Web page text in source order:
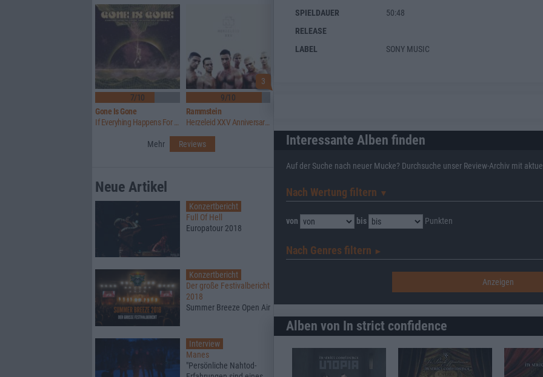
SPIELDAUER
50:48
RELEASE
LABEL
SONY MUSIC
Interessante Alben finden
Auf der Suche nach neuer Mucke? Durchsuche unser Review-Archiv mit
Nach Wertung filtern ▼︎
von bis Punkten
Nach Genres filtern ►︎
Alben von In strict confidence
7/10
Gone Is Gone
If Everyhing Happens For A Reason ... Then Nothing Really Matters
3
9/10
Rammstein
Herzeleid XXV Anniversary Edition
Mehr Reviews
Neue Artikel
Konzertbericht
Full Of Hell
Europatour 2018
Konzertbericht
Der große Festivalbericht
2018
Summer Breeze Open Air
Interview
Manes
"Persönliche Nahtod-